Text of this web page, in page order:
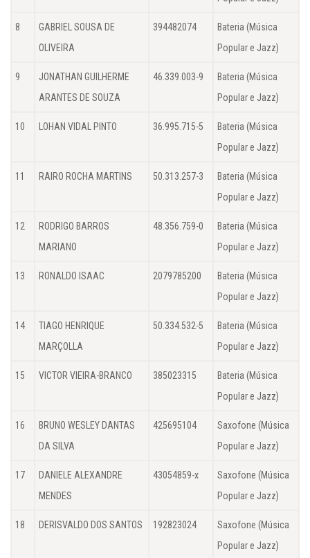
8
GABRIEL SOUSA DE
OLIVEIRA
394482074
Bateria (Música
Popular e Jazz)
9
JONATHAN GUILHERME
ARANTES DE SOUZA
46.339.003-9
Bateria (Música
Popular e Jazz)
10 LOHAN VIDAL PINTO 36.995.715-5
Bateria (Música
Popular e Jazz)
11 RAIRO ROCHA MARTINS 50.313.257-3
Bateria (Música
Popular e Jazz)
12
RODRIGO BARROS
MARIANO
48.356.759-0
Bateria (Música
Popular e Jazz)
13 RONALDO ISAAC 2079785200
Bateria (Música
Popular e Jazz)
14
TIAGO HENRIQUE
MARÇOLLA
50.334.532-5
Bateria (Música
Popular e Jazz)
15 VICTOR VIEIRA-BRANCO 385023315
Bateria (Música
Popular e Jazz)
16
BRUNO WESLEY DANTAS
DA SILVA
425695104
Saxofone (Música
Popular e Jazz)
17
DANIELE ALEXANDRE
MENDES
43054859-x
Saxofone (Música
Popular e Jazz)
18 DERISVALDO DOS SANTOS 192823024
Saxofone (Música
Popular e Jazz)